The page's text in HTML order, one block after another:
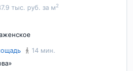
тыс. руб. за м2
14 мин.